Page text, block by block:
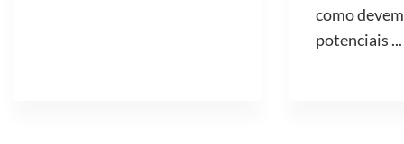
como
potenciais ...